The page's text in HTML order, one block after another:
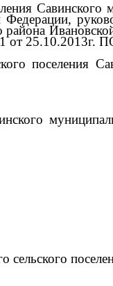
Савинского
района
от
поселения
сельского